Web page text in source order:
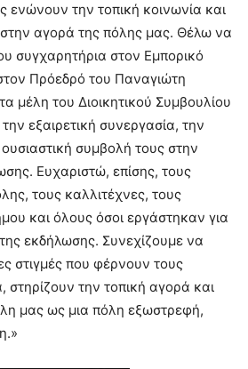
ενώνουν την τοπική κοινωνία και
αγορά της πόλης μας. Θέλω να
συγχαρητήρια στον Εμπορικό
Πρόεδρό του Παναγιώτη
μέλη του Διοικητικού Συμβουλίου
εξαιρετική συνεργασία, την
συμβολή τους στην
Ευχαριστώ, επίσης, τους
τους καλλιτέχνες, τους
και όλους όσοι εργάστηκαν για
εκδήλωσης. Συνεχίζουμε να
στιγμές που φέρνουν τους
την τοπική αγορά και
μας ως μια πόλη εξωστρεφή,